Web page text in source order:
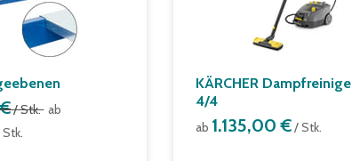
/ Stk. ab
KÄRCHER
4/4
ab 1.135,00 €/ Stk.